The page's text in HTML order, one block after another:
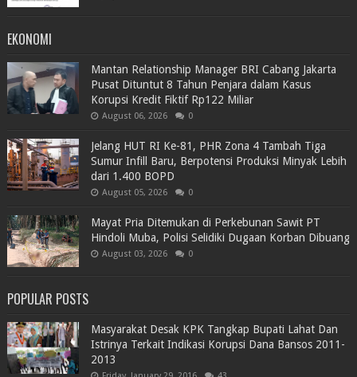
EKONOMI
Mantan Relationship Manager BRI Cabang Jakarta
Pusat Dituntut 8 Tahun Penjara dalam Kasus
Korupsi Kredit Fiktif Rp122 Miliar
August 06, 2026 0
Jelang HUT RI Ke-81, PHR Zona 4 Tambah Tiga
Sumur Infill Baru, Berpotensi Produksi Minyak Lebih
dari 1.400 BOPD
August 05, 2026 0
Mayat Pria Ditemukan di Perkebunan Sawit PT
Hindoli Muba, Polisi Selidiki Dugaan Korban Dibuang
August 03, 2026 0
POPULAR POSTS
Masyarakat Desak KPK Tangkap Bupati Lahat Dan
Istrinya Terkait Indikasi Korupsi Dana Bansos 2011-
2013